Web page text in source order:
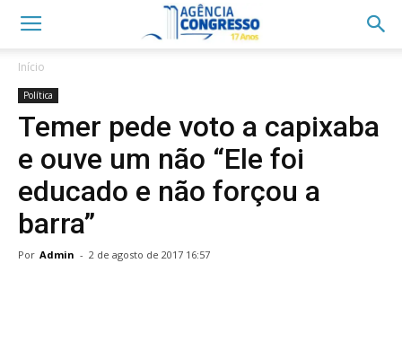
Início
Política
Temer pede voto a capixaba
e ouve um não “Ele foi
educado e não forçou a
barra”
Por Admin - 2 de agosto de 2017 16:57